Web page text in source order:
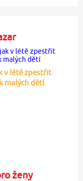
v létě zpestřit
malých dětí
ženy